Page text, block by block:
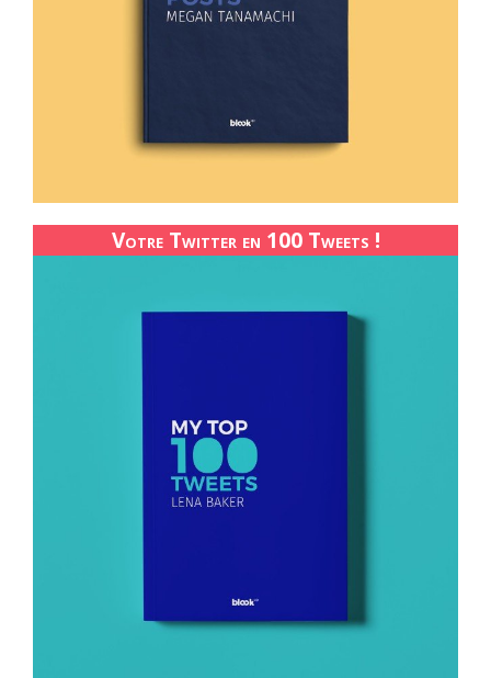
Votre Twitter en 100 Tweets !